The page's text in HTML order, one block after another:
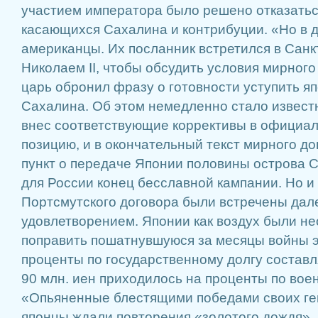
участием императора было решено
касающихся Сахалина и контрибуции. «Но в
американцы. Их посланник встретился в
Николаем II, чтобы обсудить условия
царь обронил фразу о готовности уступить
Сахалина. Об этом немедленно стало
внес соответствующие коррективы в
позицию, и в окончательный текст мирного
пункт о передаче Японии половины острова
для России конец бесславной кампании. Но
Портсмутского договора были встречены
удовлетворением. Японии как воздух были
поправить пошатнувшуюся за месяцы войны
проценты по государственному долгу
90 млн. иен приходилось на проценты по
«Опьяненные блестящими победами своих